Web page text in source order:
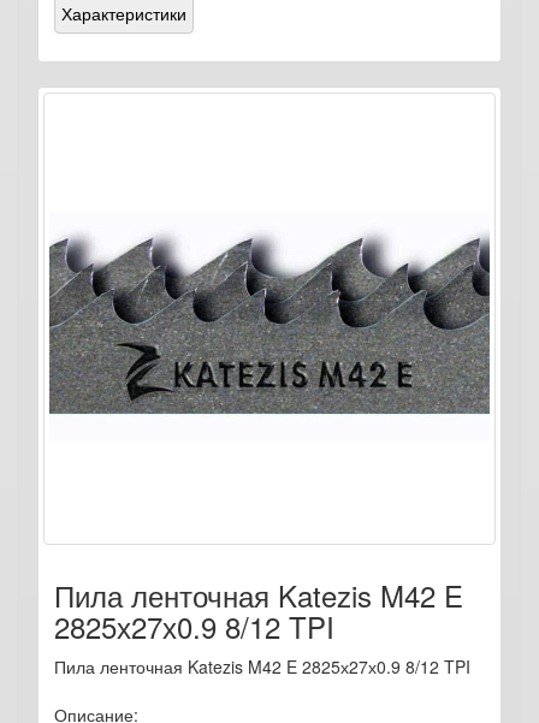
Характеристики
Пила ленточная Katezis M42 E
2825х27х0.9 8/12 TPI
Пила ленточная Katezis M42 E 2825х27х0.9 8/12 TPI
Описание: